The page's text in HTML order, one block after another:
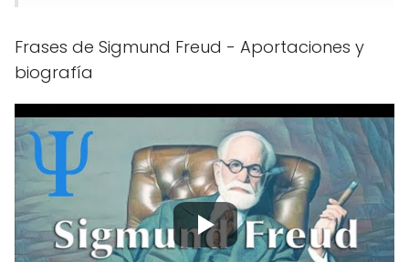
Frases de Sigmund Freud - Aportaciones y
biografía